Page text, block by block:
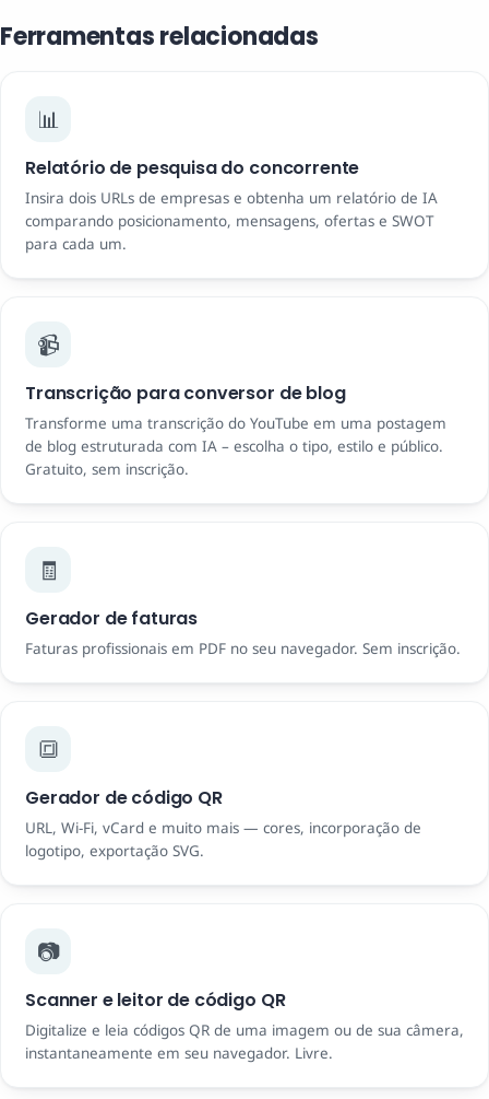
Ferramentas relacionadas
📊
Relatório de pesquisa do concorrente
Insira dois URLs de empresas e obtenha um relatório de IA
comparando posicionamento, mensagens, ofertas e SWOT
para cada um.
📹
Transcrição para conversor de blog
Transforme uma transcrição do YouTube em uma postagem
de blog estruturada com IA – escolha o tipo, estilo e público.
Gratuito, sem inscrição.
🧾
Gerador de faturas
Faturas profissionais em PDF no seu navegador. Sem inscrição.
🔳
Gerador de código QR
URL, Wi-Fi, vCard e muito mais — cores, incorporação de
logotipo, exportação SVG.
📷
Scanner e leitor de código QR
Digitalize e leia códigos QR de uma imagem ou de sua câmera,
instantaneamente em seu navegador. Livre.